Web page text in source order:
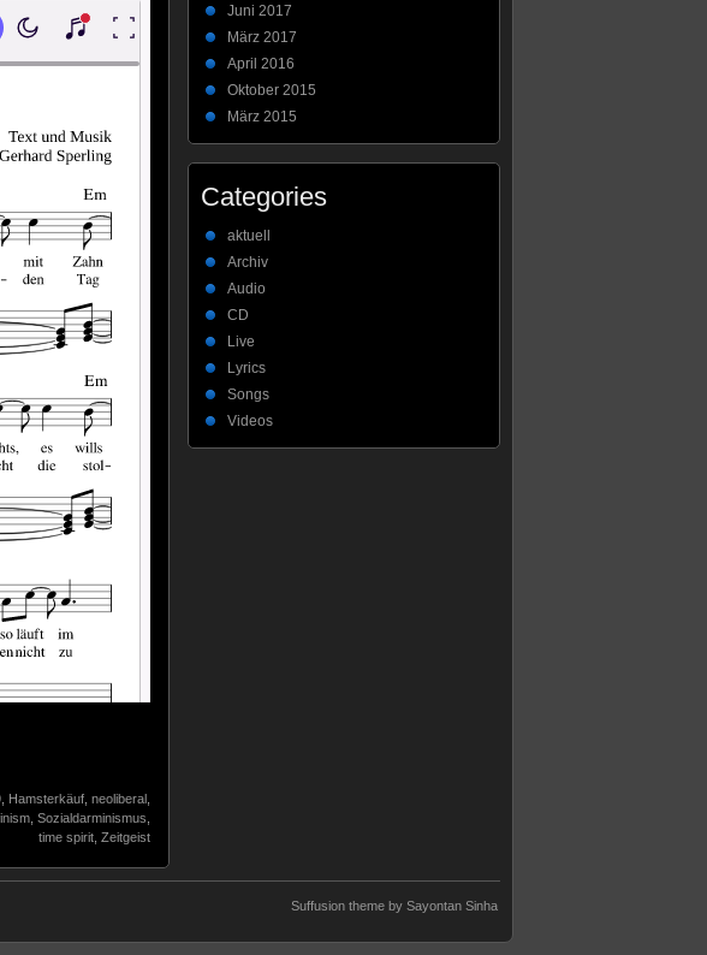
, Hamsterkäuf, neoliberal ,
, Sozialdarminismus,
time spirit, Zeitgeist
Juni 2017
März 2017
April 2016
Oktober 2015
März 2015
Categories
aktuell
Archiv
Audio
CD
Live
Lyrics
Songs
Videos
Suffusion theme by Sayontan Sinha